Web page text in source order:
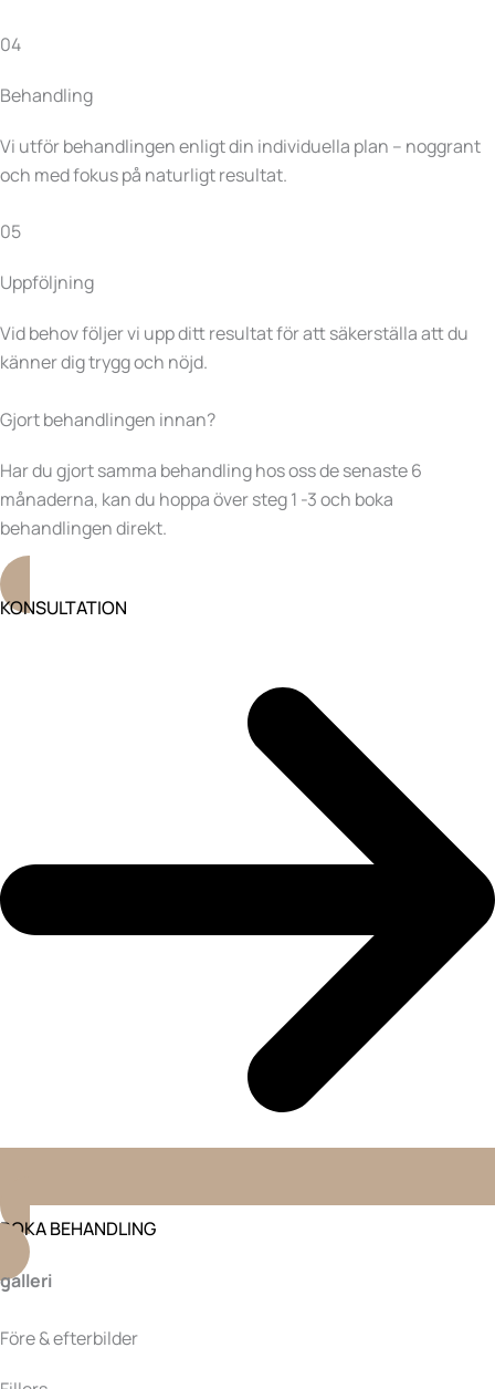
04
Behandling
Vi utför behandlingen enligt din individuella plan – noggrant
och med fokus på naturligt resultat.
05
Uppföljning
Vid behov följer vi upp ditt resultat för att säkerställa att du
känner dig trygg och nöjd.
Gjort behandlingen innan?
Har du gjort samma behandling hos oss de senaste 6
månaderna, kan du hoppa över steg 1 -3 och boka
behandlingen direkt.
KONSULTATION
BOKA BEHANDLING
galleri
Före & efterbilder